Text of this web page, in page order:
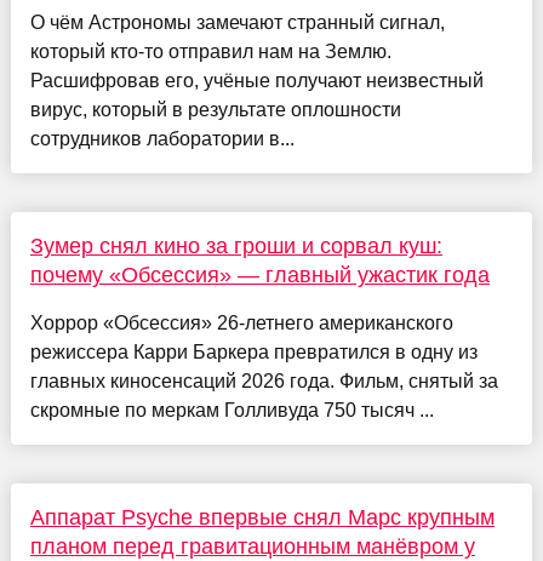
О чём Астрономы замечают странный сигнал,
который кто-то отправил нам на Землю.
Расшифровав его, учёные получают неизвестный
вирус, который в результате оплошности
сотрудников лаборатории в...
Зумер снял кино за гроши и сорвал куш:
почему «Обсессия» — главный ужастик года
Хоррор «Обсессия» 26-летнего американского
режиссера Карри Баркера превратился в одну из
главных киносенсаций 2026 года. Фильм, снятый за
скромные по меркам Голливуда 750 тысяч ...
Аппарат Psyche впервые снял Марс крупным
планом перед гравитационным манёвром у